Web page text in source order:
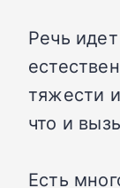
Речь
тяжести
что и
Есть